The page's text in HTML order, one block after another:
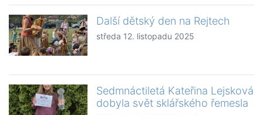
Další dětský den na Rejtech
středa 12. listopadu 2025
Sedmnáctiletá Kateřina Lejsková
dobyla svět sklářského řemesla